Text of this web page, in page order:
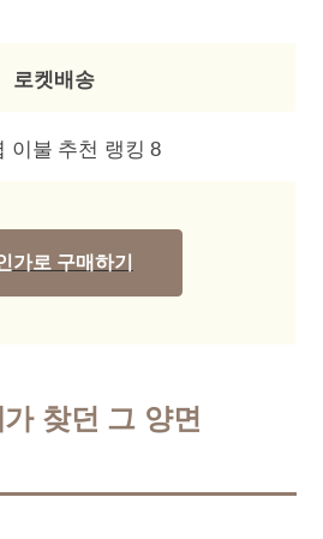
로켓배송
가로 구매하기
찾던 그 양면